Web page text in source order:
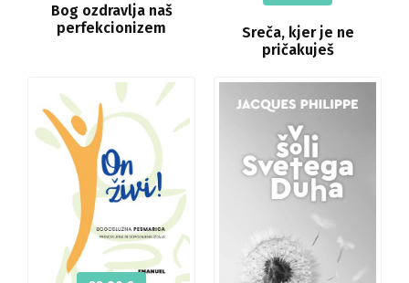
Bog ozdravlja naš
perfekcionizem
Sreča, kjer je ne
pričakuješ